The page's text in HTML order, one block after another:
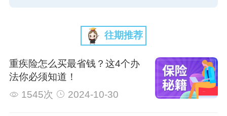
往期推荐
重疾险怎么买最省钱？这4个办
法你必须知道！
1545次
2024-10-30